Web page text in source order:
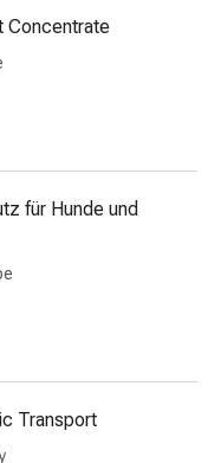
Concentrate
für Hunde und
Transport